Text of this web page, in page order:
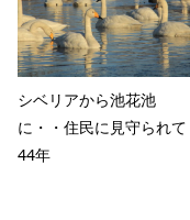
シベリアから池花池
に・・住民に見守られて
44年